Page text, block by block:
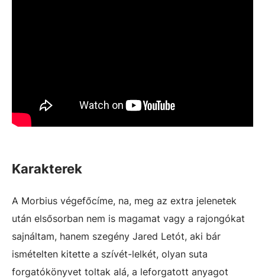
Karakterek
A Morbius végefőcíme, na, meg az extra jelenetek
után elsősorban nem is magamat vagy a rajongókat
sajnáltam, hanem szegény Jared Letót, aki bár
ismételten kitette a szívét-lelkét, olyan suta
forgatókönyvet toltak alá, a leforgatott anyagot